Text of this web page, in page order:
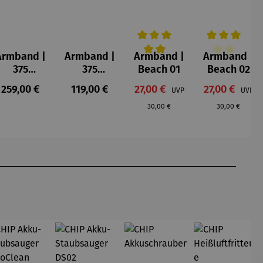
|
375
Gelbgold
– Fantasie
Regulärer Preis:
259,00 €
Armband |
375
Gelbgold
&
Regulärer Preis:
119,00 €
Durchschnittliche Bewertung
Armband |
Beach 01
Verkaufspreis:
27,00 €
UVP
Regulärer Preis:
30,00 €
Armband |
Beach 02
27,00 €
UVP
Regulärer
30,00 €